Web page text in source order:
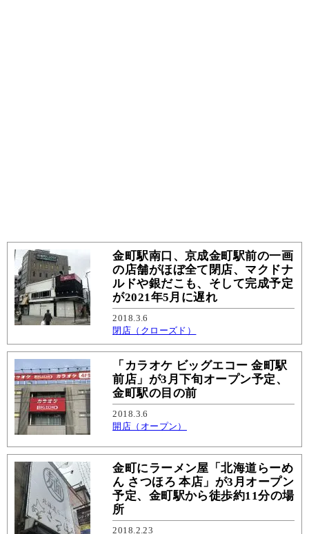
金町駅南口、京成金町駅前の一画
の店舗がほぼ全て閉店、マクドナ
ルドや銀だこも、そして完成予定
が2021年5月に遅れ
2018.3.6
閉店（クローズド）
「カラオケ ビッグエコー 金町駅
前店」が3月下旬オープン予定、
金町駅の目の前
2018.3.6
開店（オープン）
金町にラーメン屋「北海道らーめ
ん さつほろ 本店」が3月オープン
予定、金町駅から徒歩約11分の場
所
2018.2.23